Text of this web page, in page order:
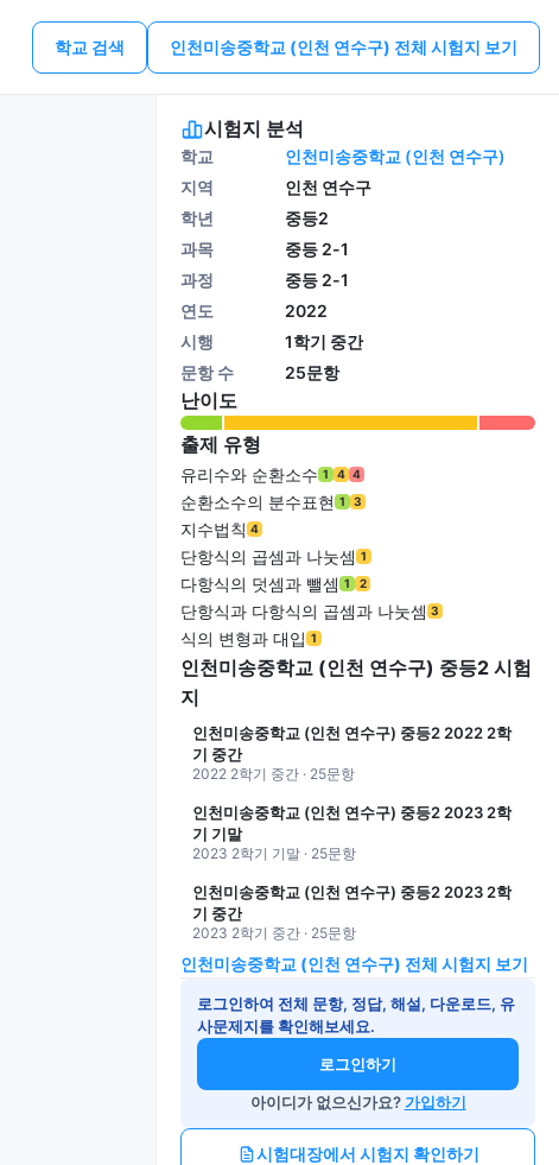
학교 검색 인천미송중학교 (인천 연수구) 전체 시험지 보기
시험지 분석
학교
인천미송중학교 (인천 연수구)
지역
인천 연수구
학년
중등2
과목
중등 2-1
과정
중등 2-1
연도
2022
시행
1학기 중간
문항 수
25문항
난이도
출제 유형
유리수와 순환소수 1 4 4
순환소수의 분수표현 1 3
지수법칙 4
단항식의 곱셈과 나눗셈 1
다항식의 덧셈과 뺄셈 1 2
단항식과 다항식의 곱셈과 나눗셈 3
식의 변형과 대입 1
인천미송중학교 (인천 연수구) 중등2 시험
지
인천미송중학교 (인천 연수구) 중등2 2022 2학
기 중간
2022 2학기 중간 · 25문항
인천미송중학교 (인천 연수구) 중등2 2023 2학
기 기말
2023 2학기 기말 · 25문항
인천미송중학교 (인천 연수구) 중등2 2023 2학
기 중간
2023 2학기 중간 · 25문항
인천미송중학교 (인천 연수구) 전체 시험지 보기
로그인하여 전체 문항, 정답, 해설, 다운로드, 유
사문제지를 확인해보세요.
로그인하기
아이디가 없으신가요?가입하기
시험대장에서 시험지 확인하기